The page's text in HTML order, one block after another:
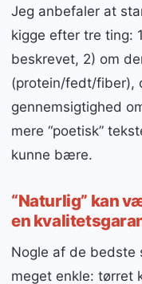
Jeg anbefaler at
kigge efter tre ting:
beskrevet, 2) om
(protein/fedt/fiber),
gennemsigtighed
mere “poetisk”
kunne bære.
“Naturlig” kan
en
Nogle af de bedste
meget enkle: tørret